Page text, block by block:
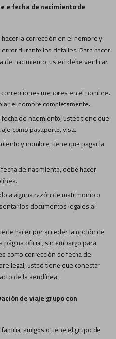
e fecha de nacimiento de
la corrección en el nombre y
durante los detalles. Para hacer
de nacimiento, usted debe verificar
menores en el nombre.
el nombre completamente.
de nacimiento, usted tiene que
como pasaporte, visa.
y nombre, tiene que pagar la
de nacimiento, debe hacer
a alguna razón de matrimonio o
los documentos legales al
hacer por acceder la opción de
oficial, sin embargo para
como corrección de fecha de
legal, usted tiene que conectar
de la aerolínea.
de viaje grupo con
amigos o tiene el grupo de